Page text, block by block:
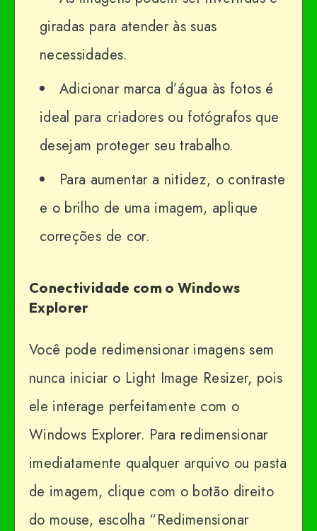
giradas para atender às suas
necessidades.
Adicionar marca d’água às fotos é
ideal para criadores ou fotógrafos que
desejam proteger seu trabalho.
Para aumentar a nitidez, o contraste
e o brilho de uma imagem, aplique
correções de cor.
Conectividade com o Windows
Explorer
Você pode redimensionar imagens sem
nunca iniciar o Light Image Resizer, pois
ele interage perfeitamente com o
Windows Explorer. Para redimensionar
imediatamente qualquer arquivo ou pasta
de imagem, clique com o botão direito
do mouse, escolha “Redimensionar